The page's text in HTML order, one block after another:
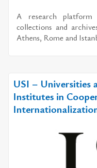
A research
collections and
Athens, Rome and
USI – Universities
Institutes in